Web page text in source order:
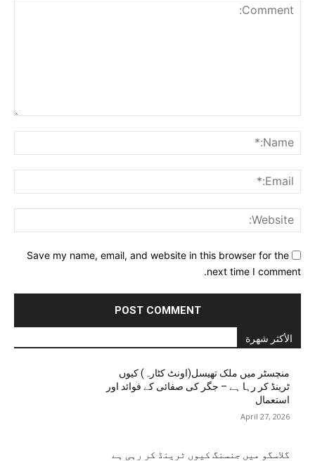
Save my name, email, and website in this browser for the
next time I comment.
الأكثر شهرة
منچسٹر میں ملک تھیسل(اونٹ کٹارہ) کیوں
ٹرینڈ کر رہا ہے – جگر کی صفائی کے فوائد اور
استعمال
April 27, 2026
گلاسگو میں جنسنگ کیوں ٹرینڈ کر رہی ہے